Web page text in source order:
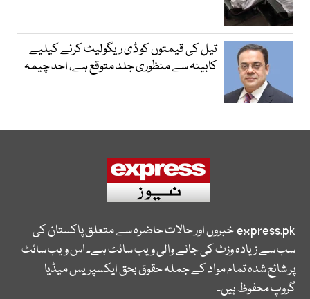
تیل کی قیمتوں کو ڈی ریگولیٹ کرنے کیلیے
کابینہ سے منظوری جلد متوقع ہے، احد چیمہ
express.pkخبروں اور حالات حاضرہ سے متعلق پاکستان کی
سب سے زیادہ وزٹ کی جانے والی ویب سائٹ ہے۔ اس ویب سائٹ
پر شائع شدہ تمام مواد کے جملہ حقوق بحق ایکسپریس میڈیا
گروپ محفوظ ہیں۔